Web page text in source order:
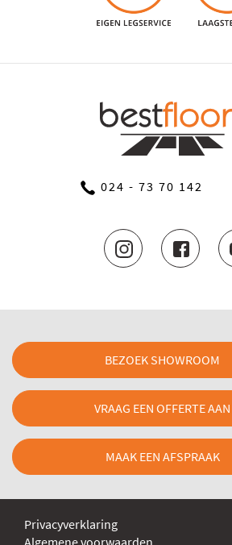
024 - 73 70 142
BEZOEK SHOWROOM
VRAAG EEN OFFERTE AAN
MAAK EEN AFSPRAAK
Privacyverklaring
Algemene voorwaarden